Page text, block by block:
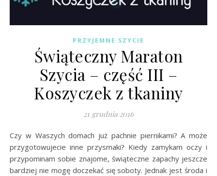
PRZYJEMNE SZYCIE
Świąteczny Maraton
Szycia – część III –
Koszyczek z tkaniny
21 grudnia 2016
Czy w Waszych domach już pachnie piernikami? A może
przygotowujecie inne przysmaki? Kiedy zamykam oczy i
przypominam sobie znajome, świąteczne zapachy jeszcze
bardziej nie mogę doczekać się soboty. Jednak jest środa i